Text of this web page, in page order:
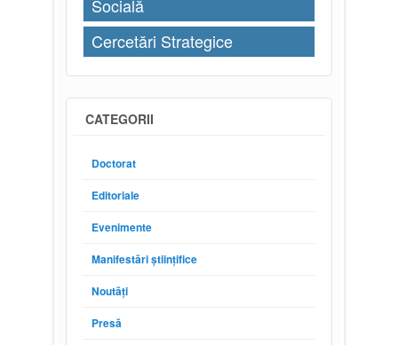
Socială
Cercetări Strategice
CATEGORII
Doctorat
Editoriale
Evenimente
Manifestări științifice
Noutăți
Presă